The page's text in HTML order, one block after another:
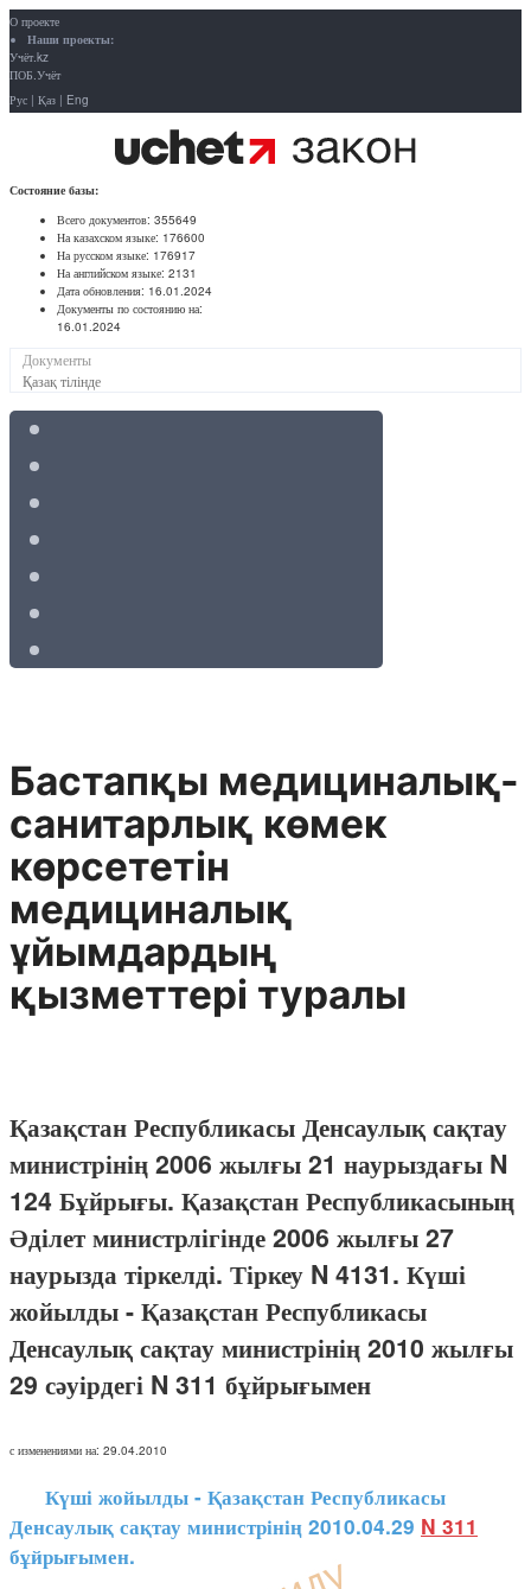
О проекте
Наши проекты:
Учёт.kz
ПОБ.Учёт
Рус | Қаз | Eng
Состояние базы:
Всего документов: 355649
На казахском языке: 176600
На русском языке: 176917
На английском языке: 2131
Дата обновления: 16.01.2024
Документы по состоянию на:
16.01.2024
Документы
Қазақ тілінде
Бастапқы медициналық-
санитарлық көмек
көрсететін
медициналық
ұйымдардың
қызметтері туралы
Қазақстан Республикасы Денсаулық сақтау
министрінің 2006 жылғы 21 наурыздағы N
124 Бұйрығы. Қазақстан Республикасының
Әділет министрлігінде 2006 жылғы 27
наурызда тіркелді. Тіркеу N 4131. Күші
жойылды - Қазақстан Республикасы
Денсаулық сақтау министрінің 2010 жылғы
29 сәуірдегі N 311 бұйрығымен
с изменениями на: 29.04.2010
Күші жойылды - Қазақстан Республикасы
Денсаулық сақтау министрінің 2010.04.29 N 311
бұйрығымен.